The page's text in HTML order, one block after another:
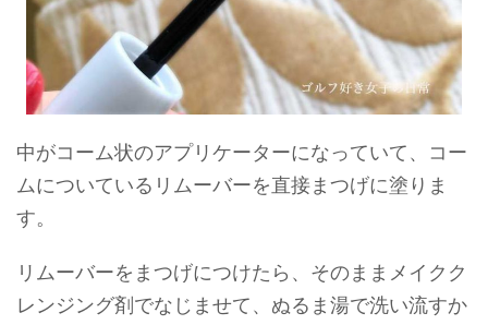
中がコーム状のアプリケーターになっていて、コー
ムについているリムーバーを直接まつげに塗りま
す。
リムーバーをまつげにつけたら、そのままメイクク
レンジング剤でなじませて、ぬるま湯で洗い流すか